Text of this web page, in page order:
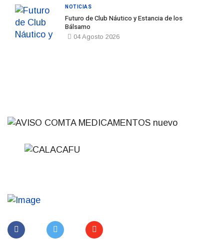
Futuro de Club Náutico y Estancia de los
Bálsamo
04 Agosto 2026
NOTICIAS